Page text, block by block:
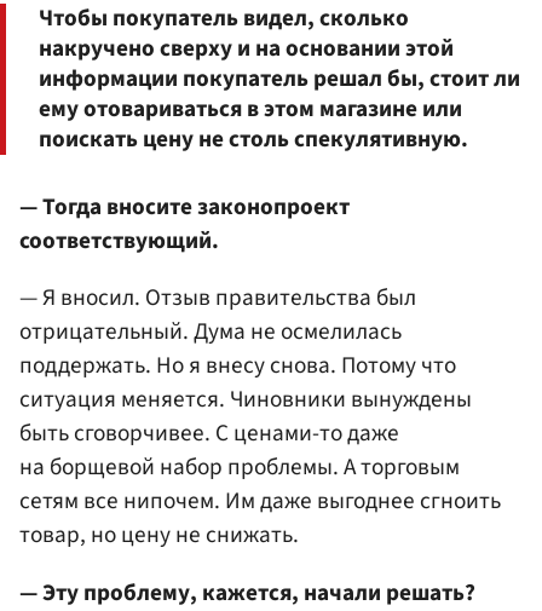
Чтобы покупатель видел, сколько
накручено сверху и на основании этой
информации покупатель решал бы, стоит ли
ему отовариваться в этом магазине или
поискать цену не столь спекулятивную.
— Тогда вносите законопроект
соответствующий.
— Я вносил. Отзыв правительства был
отрицательный. Дума не осмелилась
поддержать. Но я внесу снова. Потому что
ситуация меняется. Чиновники вынуждены
быть сговорчивее. С ценами-то даже
на борщевой набор проблемы. А торговым
сетям все нипочем. Им даже выгоднее сгноить
товар, но цену не снижать.
— Эту проблему, кажется, начали решать?